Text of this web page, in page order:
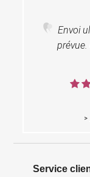
Envoi
Service